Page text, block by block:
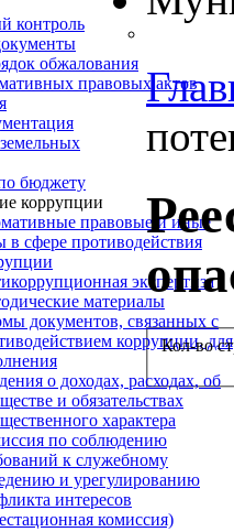
контроль
обжалования
правовых актов
бюджету
коррупции
правовые и иные
в сфере противодействия
экспертиза
материалы
документов, связанных с
коррупции, для
о доходах, расходах, об
и обязательствах
характера
по соблюдению
к служебному
и урегулированию
интересов
комиссия)
Кол-во